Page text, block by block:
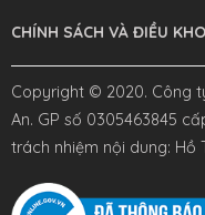
CHÍNH SÁCH VÀ ĐIỀU
Copyright © 2020. Công
An. GP số 0305463845
trách nhiệm nội dung: Hồ